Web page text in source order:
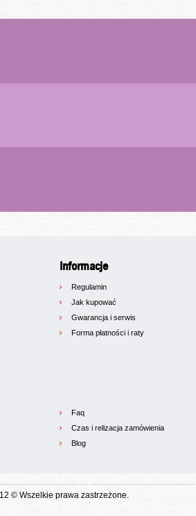
Informacje
Regulamin
Jak kupować
Gwarancja i serwis
Forma płatności i raty
Faq
Czas i relizacja zamówienia
Blog
© Wszelkie prawa zastrzeżone.